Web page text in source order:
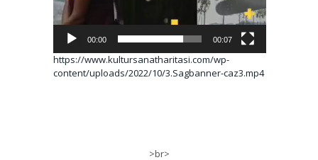
00:00 00:07
https://www.kultursanatharitasi.com/wp-
content/uploads/2022/10/3.Sagbanner-caz3.mp4
>br>